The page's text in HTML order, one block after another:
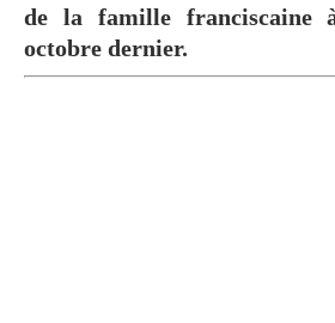
de la famille franciscaine
octobre dernier.